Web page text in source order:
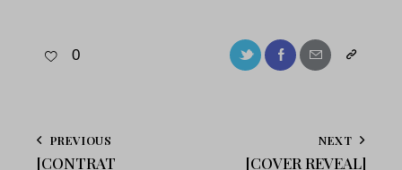
0
PREVIOUS
[CONTRAT
NEXT
[COVER REVEAL]